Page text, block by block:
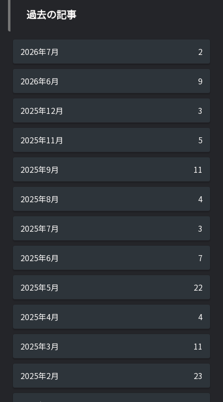
過去の記事
2026年7月 2
2026年6月 9
2025年12月 3
2025年11月 5
2025年9月 11
2025年8月 4
2025年7月 3
2025年6月 7
2025年5月 22
2025年4月 4
2025年3月 11
2025年2月 23